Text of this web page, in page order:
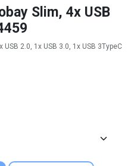
Slim, 4x USB
USB 2.0, 1x USB 3.0, 1x USB 3TypeC